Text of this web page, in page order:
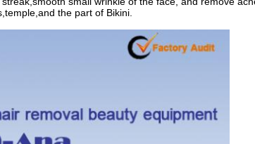
the part of Bikini.